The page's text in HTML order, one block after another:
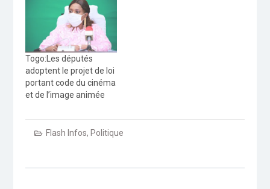
Togo:Les députés
adoptent le projet de loi
portant code du cinéma
et de l’image animée
Flash Infos, Politique